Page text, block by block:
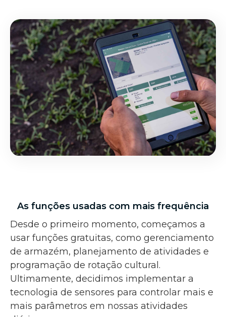
As funções usadas com mais frequência
Desde o primeiro momento, começamos a
usar funções gratuitas, como gerenciamento
de armazém, planejamento de atividades e
programação de rotação cultural.
Ultimamente, decidimos implementar a
tecnologia de sensores para controlar mais e
mais parâmetros em nossas atividades